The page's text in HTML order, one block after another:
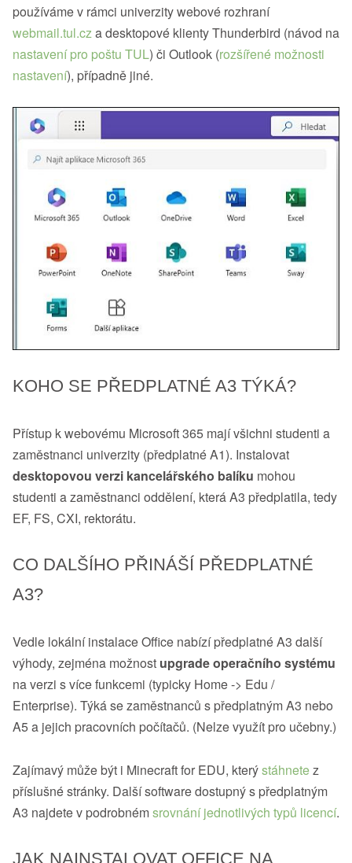
používáme v rámci univerzity webové rozhraní
webmail.tul.cza desktopové klienty Thunderbird (návod na
nastavení pro poštu TUL) či Outlook (rozšířené možnosti
nastavení), případně jiné.
KOHO SE PŘEDPLATNÉ A3 TÝKÁ?
Přístup k webovému Microsoft 365 mají všichni studenti a
zaměstnanci univerzity (předplatné A1). Instalovat
desktopovou verzi kancelářského balíku mohou
studenti a zaměstnanci oddělení, která A3 předplatila, tedy
EF, FS, CXI, rektorátu.
CO DALŠÍHO PŘINÁŠÍ PŘEDPLATNÉ
A3?
Vedle lokální instalace Office nabízí předplatné A3 další
výhody, zejména možnost upgrade operačního systému
na verzi s více funkcemi (typicky Home -> Edu /
Enterprise). Týká se zaměstnanců s předplatným A3 nebo
A5 a jejich pracovních počítačů. (Nelze využít pro učebny.)
Zajímavý může být i Minecraft for EDU, kterýstáhnetez
příslušné stránky. Další software dostupný s předplatným
A3 najdete v podrobnémsrovnání jednotlivých typů licencí.
JAK NAINSTALOVAT OFFICE NA